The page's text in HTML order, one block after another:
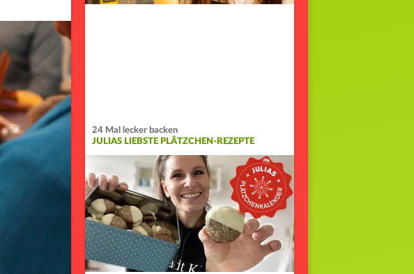
24 Mal lecker backen
JULIAS LIEBSTE PLÄTZCHEN-REZEPTE